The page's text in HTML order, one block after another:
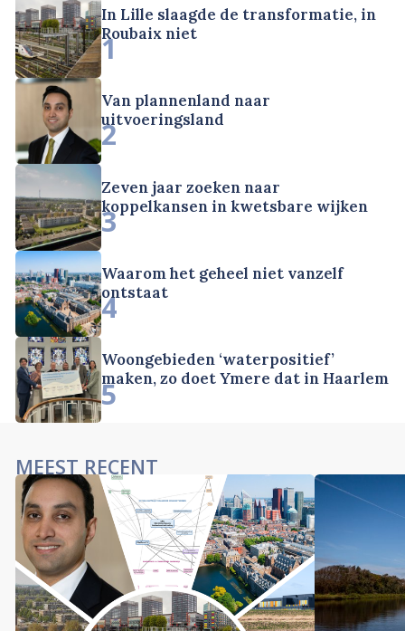
In Lille slaagde de transformatie, in
Roubaix niet
1
Van plannenland naar
uitvoeringsland
2
Zeven jaar zoeken naar
koppelkansen in kwetsbare wijken
3
Waarom het geheel niet vanzelf
ontstaat
4
Woongebieden ‘waterpositief’
maken, zo doet Ymere dat in Haarlem
5
MEEST RECENT